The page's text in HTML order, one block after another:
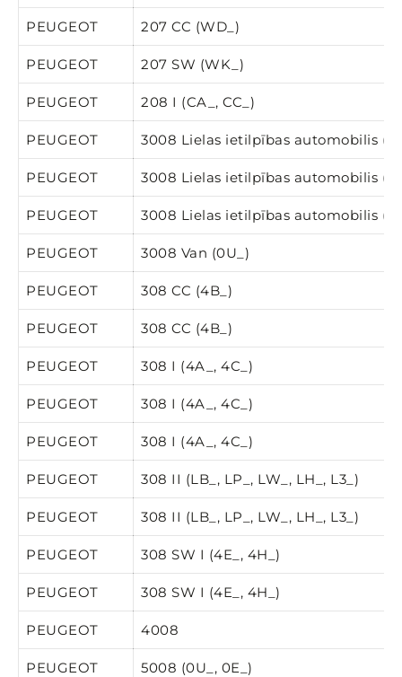
PEUGEOT 207 CC (WD_)
PEUGEOT 207 SW (WK_)
PEUGEOT 208 I (CA_, CC_)
PEUGEOT 3008 Lielas ietilpības automobilis
PEUGEOT 3008 Lielas ietilpības automobilis
PEUGEOT 3008 Lielas ietilpības automobilis
PEUGEOT 3008 Van (0U_)
PEUGEOT 308 CC (4B_)
PEUGEOT 308 CC (4B_)
PEUGEOT 308 I (4A_, 4C_)
PEUGEOT 308 I (4A_, 4C_)
PEUGEOT 308 I (4A_, 4C_)
PEUGEOT 308 II (LB_, LP_, LW_, LH_, L3_)
PEUGEOT 308 II (LB_, LP_, LW_, LH_, L3_)
PEUGEOT 308 SW I (4E_, 4H_)
PEUGEOT 308 SW I (4E_, 4H_)
PEUGEOT 4008
PEUGEOT 5008 (0U_, 0E_)